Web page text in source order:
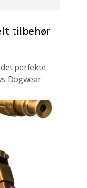
tilbehør
perfekte
Dogwear